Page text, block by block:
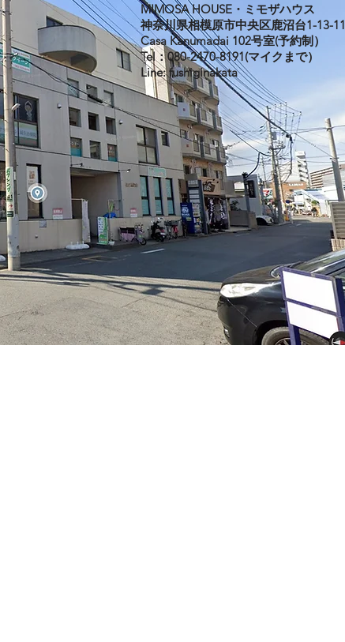
MIMOSA HOUSE・ミモザハウス
神奈川県相模原市中央区鹿沼台1-13-11
Casa Kanumadai 102号室(予約制）
Tel：080-2470-8191(マイクまで）
Line: fushiginakata